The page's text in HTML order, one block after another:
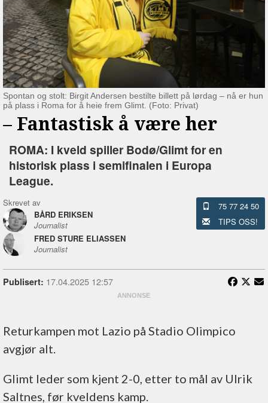
Spontan og stolt: Birgit Andersen bestilte billett på lørdag – nå er hun
på plass i Roma for å heie frem Glimt. (Foto: Privat)
–⁠ Fantastisk å være her
ROMA: I kveld spiller Bodø/Glimt for en
historisk plass i semifinalen i Europa
League.
Skrevet av
BÅRD ERIKSEN
Journalist
FRED STURE ELIASSEN
Journalist
75 77 24 50
TIPS OSS!
Publisert: 17.04.2025 12:57
Returkampen mot Lazio på Stadio Olimpico
avgjør alt.
Glimt leder som kjent 2-0, etter to mål av Ulrik
Saltnes, før kveldens kamp.